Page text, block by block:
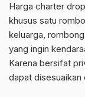
Harga charter
khusus satu
keluarga,
yang ingin
Karena bersifat
dapat disesuaikan